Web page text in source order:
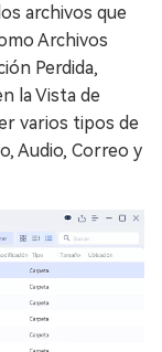
archivos que
Archivos
Perdida,
la Vista de
varios tipos de
Audio, Correo y